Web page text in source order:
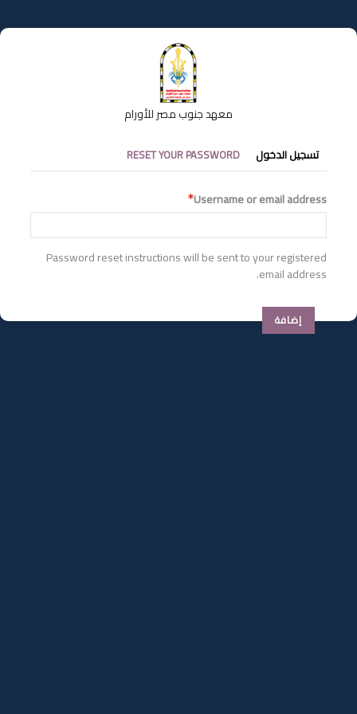
إلى
المحتوى
معهد جنوب مصر للأورام
التبويبات
الأساسية
تسجيل الدخول RESET YOUR PASSWORD
Username or email address
Password reset instructions will be sent to your registered
email address.